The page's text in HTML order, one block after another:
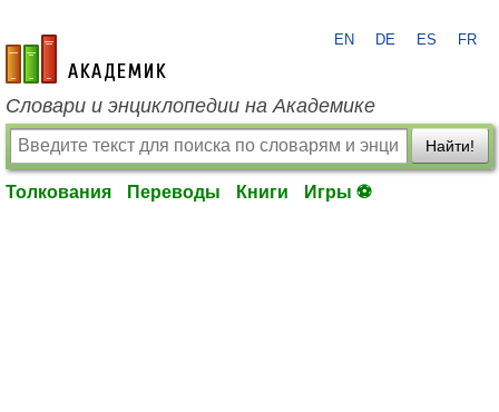
academic.ru
EN DE ES FR
Словари и энциклопедии на Академике
Найти!
Толкования Переводы Книги Игры ⚽